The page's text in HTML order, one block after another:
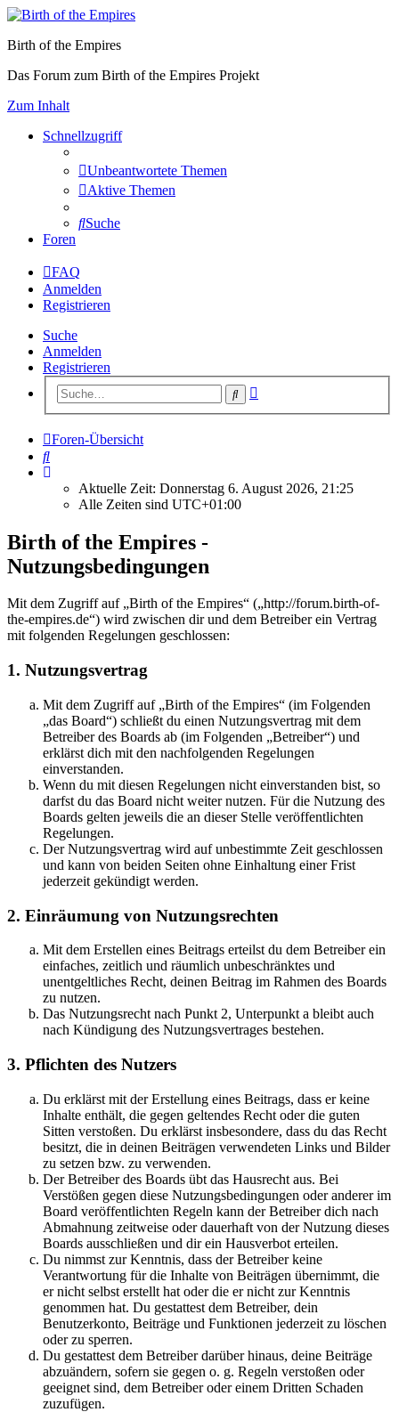
Birth of the Empires
Das Forum zum Birth of the Empires Projekt
Zum Inhalt
Schnellzugriff
Unbeantwortete Themen
Aktive Themen
Suche
Foren
FAQ
Anmelden
Registrieren
Suche
Anmelden
Registrieren
Suche
Foren-Übersicht
Suche
Aktuelle Zeit: Donnerstag 6. August 2026, 21:25
Alle Zeiten sind UTC+01:00
Birth of the Empires -
Nutzungsbedingungen
Mit dem Zugriff auf „Birth of the Empires“ („http://forum.birth-of-
the-empires.de“) wird zwischen dir und dem Betreiber ein Vertrag
mit folgenden Regelungen geschlossen:
1. Nutzungsvertrag
Mit dem Zugriff auf „Birth of the Empires“ (im Folgenden
„das Board“) schließt du einen Nutzungsvertrag mit dem
Betreiber des Boards ab (im Folgenden „Betreiber“) und
erklärst dich mit den nachfolgenden Regelungen
einverstanden.
Wenn du mit diesen Regelungen nicht einverstanden bist, so
darfst du das Board nicht weiter nutzen. Für die Nutzung des
Boards gelten jeweils die an dieser Stelle veröffentlichten
Regelungen.
Der Nutzungsvertrag wird auf unbestimmte Zeit geschlossen
und kann von beiden Seiten ohne Einhaltung einer Frist
jederzeit gekündigt werden.
2. Einräumung von Nutzungsrechten
Mit dem Erstellen eines Beitrags erteilst du dem Betreiber ein
einfaches, zeitlich und räumlich unbeschränktes und
unentgeltliches Recht, deinen Beitrag im Rahmen des Boards
zu nutzen.
Das Nutzungsrecht nach Punkt 2, Unterpunkt a bleibt auch
nach Kündigung des Nutzungsvertrages bestehen.
3. Pflichten des Nutzers
Du erklärst mit der Erstellung eines Beitrags, dass er keine
Inhalte enthält, die gegen geltendes Recht oder die guten
Sitten verstoßen. Du erklärst insbesondere, dass du das Recht
besitzt, die in deinen Beiträgen verwendeten Links und Bilder
zu setzen bzw. zu verwenden.
Der Betreiber des Boards übt das Hausrecht aus. Bei
Verstößen gegen diese Nutzungsbedingungen oder anderer im
Board veröffentlichten Regeln kann der Betreiber dich nach
Abmahnung zeitweise oder dauerhaft von der Nutzung dieses
Boards ausschließen und dir ein Hausverbot erteilen.
Du nimmst zur Kenntnis, dass der Betreiber keine
Verantwortung für die Inhalte von Beiträgen übernimmt, die
er nicht selbst erstellt hat oder die er nicht zur Kenntnis
genommen hat. Du gestattest dem Betreiber, dein
Benutzerkonto, Beiträge und Funktionen jederzeit zu löschen
oder zu sperren.
Du gestattest dem Betreiber darüber hinaus, deine Beiträge
abzuändern, sofern sie gegen o. g. Regeln verstoßen oder
geeignet sind, dem Betreiber oder einem Dritten Schaden
zuzufügen.